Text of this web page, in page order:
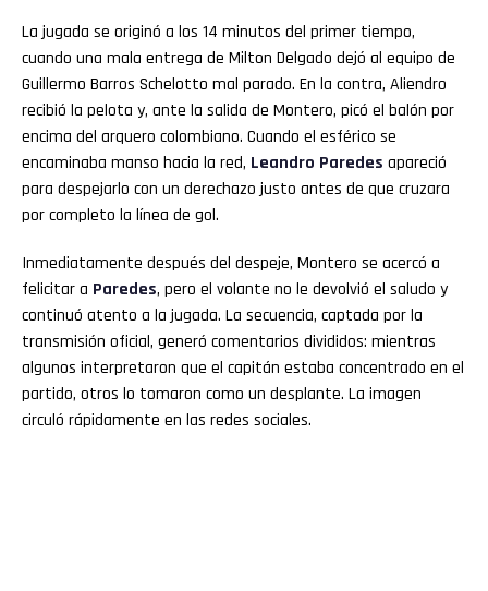
La jugada se originó a los 14 minutos del primer tiempo,
cuando una mala entrega de Milton Delgado dejó al equipo de
Guillermo Barros Schelotto mal parado. En la contra, Aliendro
recibió la pelota y, ante la salida de Montero, picó el balón por
encima del arquero colombiano. Cuando el esférico se
encaminaba manso hacia la red, Leandro Paredes apareció
para despejarlo con un derechazo justo antes de que cruzara
por completo la línea de gol.
Inmediatamente después del despeje, Montero se acercó a
felicitar a Paredes, pero el volante no le devolvió el saludo y
continuó atento a la jugada. La secuencia, captada por la
transmisión oficial, generó comentarios divididos: mientras
algunos interpretaron que el capitán estaba concentrado en el
partido, otros lo tomaron como un desplante. La imagen
circuló rápidamente en las redes sociales.